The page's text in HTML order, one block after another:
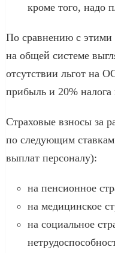
кроме того, надо
По сравнению с этими
на общей системе
отсутствии льгот на
прибыль и 20%
Страховые взносы за
по следующим ставкам
выплат персоналу):
на пенсионное
на медицинское
на социальное